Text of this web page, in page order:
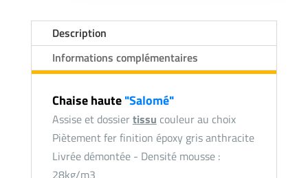
Description
Informations complémentaires
Chaise haute"Salomé"
Assise et dossiertissu couleur au choix
Piètement fer finition époxy gris anthracite
Livrée démontée - Densité mousse :
28kg/m3